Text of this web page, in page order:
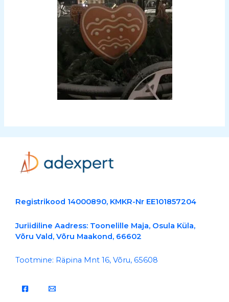
Registrikood 14000890, KMKR-Nr EE101857204
Juriidiline Aadress: Toonelille Maja, Osula Küla,
Võru Vald, Võru Maakond, 66602
Tootmine: Räpina Mnt 16, Võru, 65608